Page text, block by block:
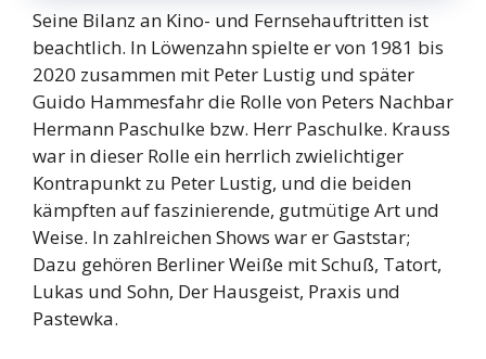
Seine Bilanz an Kino- und Fernsehauftritten ist
beachtlich. In Löwenzahn spielte er von 1981 bis
2020 zusammen mit Peter Lustig und später
Guido Hammesfahr die Rolle von Peters Nachbar
Hermann Paschulke bzw. Herr Paschulke. Krauss
war in dieser Rolle ein herrlich zwielichtiger
Kontrapunkt zu Peter Lustig, und die beiden
kämpften auf faszinierende, gutmütige Art und
Weise. In zahlreichen Shows war er Gaststar;
Dazu gehören Berliner Weiße mit Schuß, Tatort,
Lukas und Sohn, Der Hausgeist, Praxis und
Pastewka.